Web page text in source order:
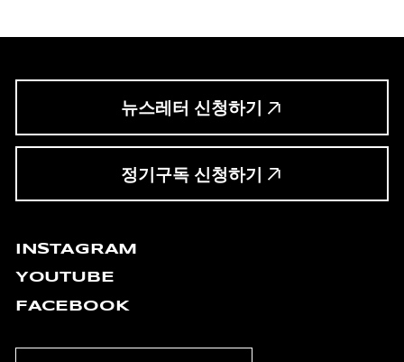
뉴스레터 신청하기
정기구독 신청하기
INSTAGRAM
YOUTUBE
FACEBOOK